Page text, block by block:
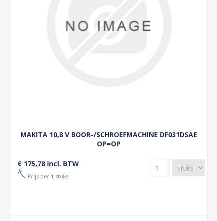
MAKITA 10,8 V BOOR-/SCHROEFMACHINE DF031DSAE
OP=OP
€ 175,78 incl. BTW
Prijs per 1 stuks